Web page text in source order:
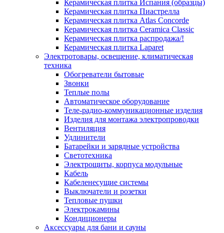
Керамическая плитка Испания (образцы)
Керамическая плитка Пиастрелла
Керамическая плитка Atlas Concorde
Керамическая плитка Ceramica Classic
Керамическая плитка распродажа/!
Керамическая плитка Laparet
Электротовары, освещение, климатическая
техника
Обогреватели бытовые
Звонки
Теплые полы
Автоматическое оборудование
Теле-радио-коммуникационные изделия
Изделия для монтажа электропроводки
Вентиляция
Удлинители
Батарейки и зарядные устройства
Светотехника
Электрощиты, корпуса модульные
Кабель
Кабеленесущие системы
Выключатели и розетки
Тепловые пушки
Электрокамины
Кондиционеры
Аксессуары для бани и сауны